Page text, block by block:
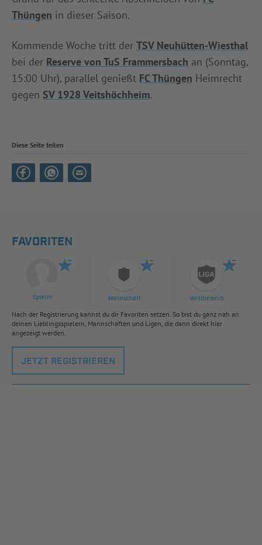
Thüngen in dieser Saison.
Kommende Woche tritt der TSV Neuhütten-Wiesthal
bei der Reserve von TuS Frammersbach an (Sonntag,
15:00 Uhr), parallel genießt FC Thüngen Heimrecht
gegen SV 1928 Veitshöchheim.
Diese Seite teilen
FAVORITEN
Spieler Mannschaft Wettbewerb
Nach der Registrierung kannst du dir Favoriten setzen. So bist du ganz nah an
deinen Lieblingsspielern, Mannschaften und Ligen, die dann direkt hier
angezeigt werden.
JETZT REGISTRIEREN